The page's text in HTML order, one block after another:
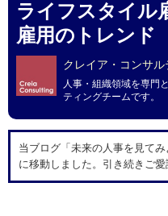
ライフスタイル
雇用のトレンド
クレイア・コンサル
人事・組織領域を専門
ティングチームです。
当ブログ「未来の人事を見て
に移動しました。引き続きご愛